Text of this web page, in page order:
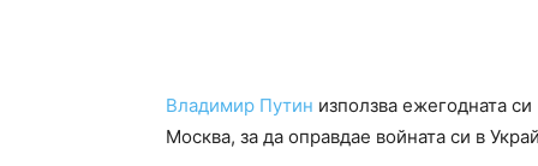
Владимир Путин използва ежегодната
Москва, за да оправдае войната си в